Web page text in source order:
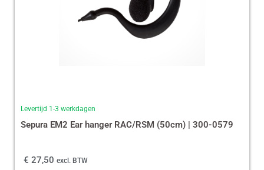
Levertijd 1-3 werkdagen
Sepura EM2 Ear hanger RAC/RSM (50cm) | 300-0579
€ 27,50 excl. BTW